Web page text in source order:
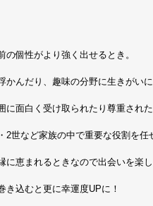
個性がより強く出せるとき。
かんだり、趣味の分野に生きがい
に面白く受け取られたり尊重され
2世など家族の中で重要な役割を任
に恵まれるときなので出会いを楽
き込むと更に幸運度UPに！